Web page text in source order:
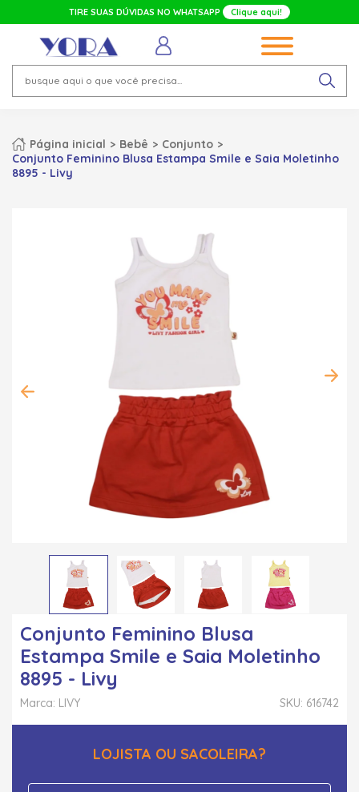
TIRE SUAS DÚVIDAS NO WHATSAPP Clique aqui!
Página inicial Bebê
Conjunto
Conjunto Feminino Blusa Estampa Smile e Saia Moletinho
8895 - Livy
Conjunto Feminino Blusa
Estampa Smile e Saia Moletinho
8895 - Livy
SKU: 616742
Marca: LIVY
LOJISTA OU SACOLEIRA?